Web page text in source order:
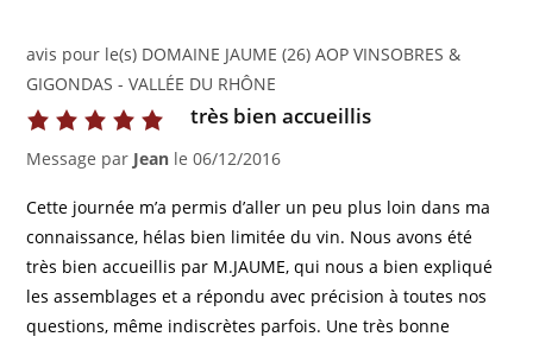
avis pour le(s) DOMAINE JAUME (26) AOP VINSOBRES &
GIGONDAS - VALLÉE DU RHÔNE
très bien accueillis
Message par Jean le06/12/2016
Cette journée m’a permis d’aller un peu plus loin dans ma
connaissance, hélas bien limitée du vin. Nous avons été
très bien accueillis par M.JAUME, qui nous a bien expliqué
les assemblages et a répondu avec précision à toutes nos
questions, même indiscrètes parfois. Une très bonne